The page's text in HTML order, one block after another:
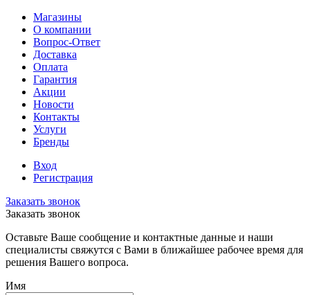
Магазины
О компании
Вопрос-Ответ
Доставка
Оплата
Гарантия
Акции
Новости
Контакты
Услуги
Бренды
Вход
Регистрация
Заказать звонок
Заказать звонок
Оставьте Ваше сообщение и контактные данные и наши
специалисты свяжутся с Вами в ближайшее рабочее время для
решения Вашего вопроса.
Имя